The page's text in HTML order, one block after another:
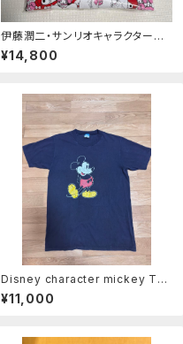
伊藤潤二・サンリオキャラクターズ
ラギットTシャツ ギャル富江 マイメ
ロディ
¥14,800
Disney character mickey Tシ
ャツ サイズL
¥11,000